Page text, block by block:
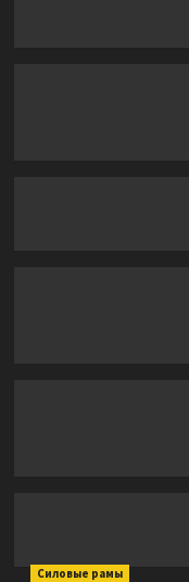
Силовые рамы